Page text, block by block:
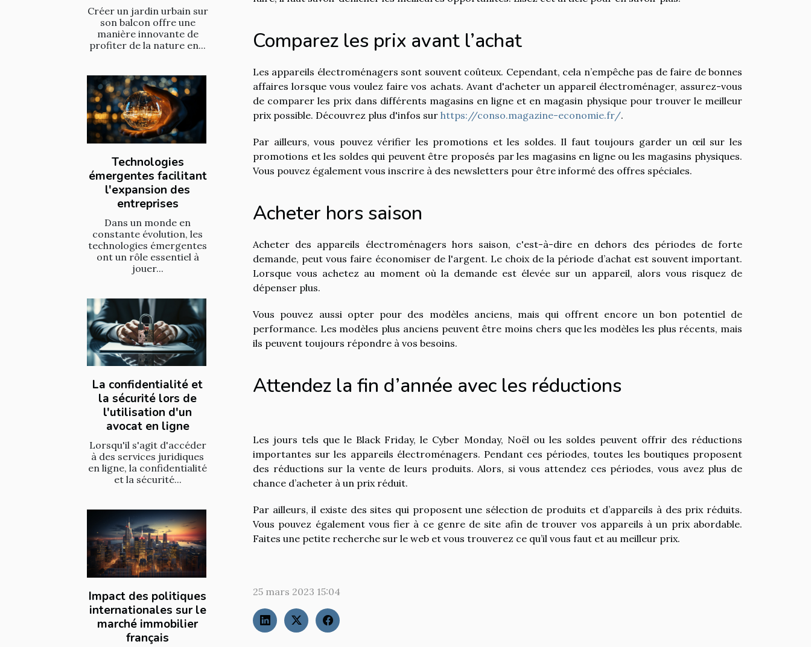
Créer un jardin urbain sur
son balcon offre une
manière innovante de
profiter de la nature en...
Technologies
émergentes facilitant
l'expansion des
entreprises
Dans un monde en
constante évolution, les
technologies émergentes
ont un rôle essentiel à
jouer...
La confidentialité et
la sécurité lors de
l'utilisation d'un
avocat en ligne
Lorsqu'il s'agit d'accéder
à des services juridiques
en ligne, la confidentialité
et la sécurité...
Impact des politiques
internationales sur le
marché immobilier
français
Comparez les prix avant l’achat
Les appareils électroménagers sont souvent coûteux. Cependant, cela n’empêche pas de faire de bonnes
affaires lorsque vous voulez faire vos achats. Avant d'acheter un appareil électroménager, assurez-vous
de comparer les prix dans différents magasins en ligne et en magasin physique pour trouver le meilleur
prix possible. Découvrez plus d'infos sur https://conso.magazine-economie.fr/.
Par ailleurs, vous pouvez vérifier les promotions et les soldes. Il faut toujours garder un œil sur les
promotions et les soldes qui peuvent être proposés par les magasins en ligne ou les magasins physiques.
Vous pouvez également vous inscrire à des newsletters pour être informé des offres spéciales.
Acheter hors saison
Acheter des appareils électroménagers hors saison, c'est-à-dire en dehors des périodes de forte
demande, peut vous faire économiser de l'argent. Le choix de la période d’achat est souvent important.
Lorsque vous achetez au moment où la demande est élevée sur un appareil, alors vous risquez de
dépenser plus.
Vous pouvez aussi opter pour des modèles anciens, mais qui offrent encore un bon potentiel de
performance. Les modèles plus anciens peuvent être moins chers que les modèles les plus récents, mais
ils peuvent toujours répondre à vos besoins.
Attendez la fin d’année avec les réductions
Les jours tels que le Black Friday, le Cyber Monday, Noël ou les soldes peuvent offrir des réductions
importantes sur les appareils électroménagers. Pendant ces périodes, toutes les boutiques proposent
des réductions sur la vente de leurs produits. Alors, si vous attendez ces périodes, vous avez plus de
chance d’acheter à un prix réduit.
Par ailleurs, il existe des sites qui proposent une sélection de produits et d’appareils à des prix réduits.
Vous pouvez également vous fier à ce genre de site afin de trouver vos appareils à un prix abordable.
Faites une petite recherche sur le web et vous trouverez ce qu’il vous faut et au meilleur prix.
25 mars 2023 15:04